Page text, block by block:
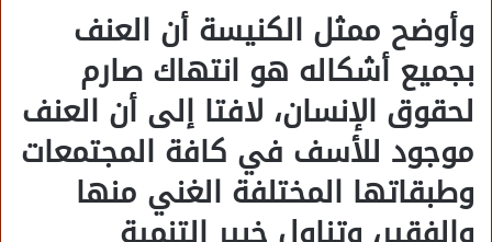
وأوضح ممثل الكنيسة أن العنف
بجميع أشكاله هو انتهاك صارم
لحقوق الإنسان، لافتا إلى أن العنف
موجود للأسف في كافة المجتمعات
وطبقاتها المختلفة الغني منها